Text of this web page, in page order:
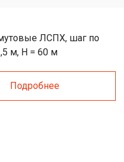
Подробнее